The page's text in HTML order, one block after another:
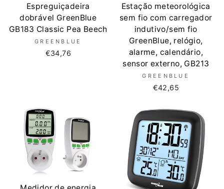
Espreguiçadeira
dobrável GreenBlue
GB183 Classic Pea Beech
GREENBLUE
€34,76
Estação meteorológica
sem fio com carregador
indutivo/sem fio
GreenBlue, relógio,
alarme, calendário,
sensor externo, GB213
GREENBLUE
€42,65